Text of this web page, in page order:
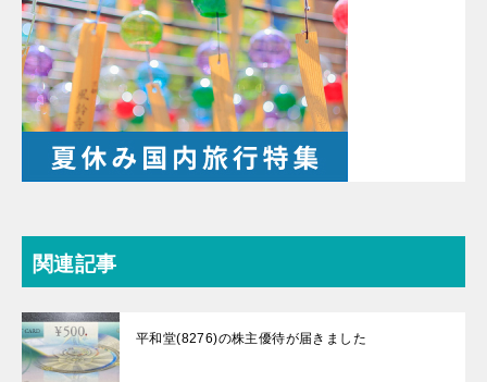
関連記事
平和堂(8276)の株主優待が届きました